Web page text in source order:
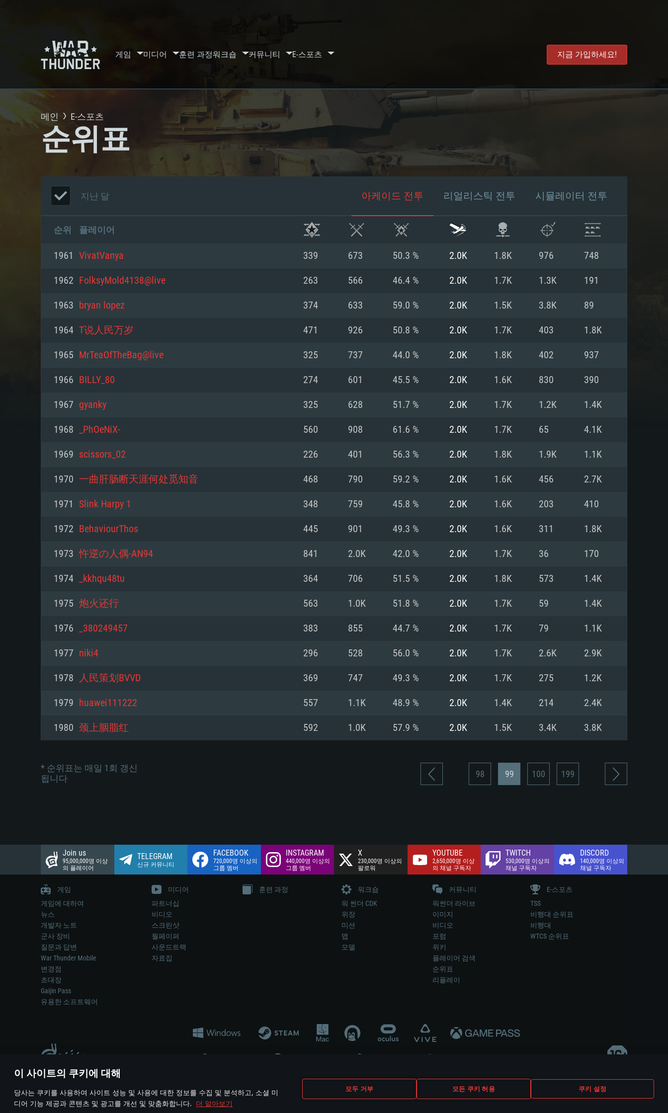
이 사이트의 쿠키에 대해
당사는 쿠키를 사용하여 사이트 성능 및 사용에 대한 정보를 수집 및 분석하고, 소셜 미
디어 기능 제공과 콘텐츠 및 광고를 개선 및 맞춤화합니다. 더 알아보기
모두 거부 모든 쿠키 허용 쿠키 설정
게임 미디어 훈련 과정워크숍 커뮤니티 E-스포츠 지금 가입하세요!
시스템 요구사항
PC Linux
최소사양
운영체제: Windows 10 (64 bit)
프로세서: 2.2 GHz 듀얼코어 이상
메모리: 4GB
그래픽 카드: DirectX 11 이상을 지원하는 AMD
해상도: 720p
네트워크: 브로드밴드 인터넷
여유 저장 공간: 22.1 GB (최소 클라이언트)
권장 사양
운영체제: Windows 10/11 (64 bit)
프로세서: Intel Core i5 또는 Ryzen 5 3600 이상
메모리: 16 GB 이상
그래픽 카드: DirectX 11 이상을 지원하는 Nvidia
최소사양
운영체제: Mac OS Big Sur 11.0
프로세서: 최소 2.2 GHz의 Core i5 (Intel Xeon 은 지
(Mac), 혹은 이와 비슷한 성능을 가지는 Mac 버전
의 AMD/Nvidia. 최소 해상도: 720p
네트워크: 브로드밴드 인터넷
여유 저장 공간: 22.1 GB (최소 클라이언트)
권장 사양
운영체제: Mac OS Big Sur 11.0
프로세서: Core i7 (Intel Xeon 은 지원하지 않습니
상
네트워크: 브로드밴드 인터넷
여유 저장 공간: 62.2 GB (전체 클라이언트)
최소사양
운영체제: 64bit Linux 중 최신 버전
프로세서: 2.4 GHz 듀얼코어
메모리: 4 GB
그래픽 카드: Vulkan 을 지원하고, 최신 그래픽 드라
와 동급의 성능을 가지며 최신 그래픽 드라이버를
지원하는 AMD (6개월 미만; 최소사양 지원 해상도
권장 사양
운영체제: Ubuntu 20.04 64bit
프로세서: Intel Core i7
메모리: 16 GB
그래픽 카드: Vulkan 을 지원하고, 최신 그래픽 드라
와 동급의 성능을 가지며 최신 그래픽 드라이버를
지원하는 AMD RX 570 (6개월 미만; 최소사양 지원
메인 E-스포츠
순위표
지난 달 아케이드 전투 리얼리스틱 전투 시뮬레이터 전투
순위 플레이어
1961 VivatVanya 339 673 50.3 % 2.0K 1.8K 976 748
1962 FolksyMold4138@live 263 566 46.4 % 2.0K 1.7K 1.3K 191
1963 bryan lopez 374 633 59.0 % 2.0K 1.5K 3.8K 89
1964 T说人民万岁 471 926 50.8 % 2.0K 1.7K 403 1.8K
1965 MrTeaOfTheBag@live 325 737 44.0 % 2.0K 1.8K 402 937
1966 BILLY_80 274 601 45.5 % 2.0K 1.6K 830 390
1967 gyanky 325 628 51.7 % 2.0K 1.7K 1.2K 1.4K
1968 _PhOeNiX- 560 908 61.6 % 2.0K 1.7K 65 4.1K
1969 scissors_02 226 401 56.3 % 2.0K 1.8K 1.9K 1.1K
1970 一曲肝肠断天涯何处觅知音 468 790 59.2 % 2.0K 1.6K 456 2.7K
1971 Slink Harpy 1 348 759 45.8 % 2.0K 1.6K 203 410
1972 BehaviourThos 445 901 49.3 % 2.0K 1.6K 311 1.8K
1973 忤逆の人偶-AN94 841 2.0K 42.0 % 2.0K 1.7K 36 170
1974 _kkhqu48tu 364 706 51.5 % 2.0K 1.8K 573 1.4K
1975 炮火还行 563 1.0K 51.8 % 2.0K 1.7K 59 1.4K
1976 _380249457 383 855 44.7 % 2.0K 1.7K 79 1.1K
1977 niki4 296 528 56.0 % 2.0K 1.7K 2.6K 2.9K
1978 人民策划BVVD 369 747 49.3 % 2.0K 1.7K 275 1.2K
1979 huawei111222 557 1.1K 48.9 % 2.0K 1.4K 214 2.4K
1980 颈上胭脂红 592 1.0K 57.9 % 2.0K 1.5K 3.4K 3.8K
* 순위표는 매일 1회 갱신
됩니다
98 99 100 199
Join us
95,000,000명 이상
의 플레이어
TELEGRAM
신규 커뮤니티
FACEBOOK
720,000명 이상의
그룹 멤버
INSTAGRAM
440,000명 이상의
그룹 멤버
X
230,000명 이상의
팔로워
YOUTUBE
2,650,000명 이상
의 채널 구독자
TWITCH
530,000명 이상의
채널 구독자
DISCORD
140,000명 이상의
채널 구독자
게임
게임에 대하여
뉴스
개발자 노트
군사 장비
질문과 답변
War Thunder Mobile
변경점
초대장
Gaijin Pass
유용한 소프트웨어
미디어
파트너십
비디오
스크린샷
월페이퍼
사운드트랙
자료집
훈련 과정
워크숍
워 썬더 CDK
위장
미션
맵
모델
커뮤니티
워썬더 라이브
이미지
비디오
포럼
위키
플레이어 검색
순위표
리플레이
E-스포츠
TSS
비행대 순위표
비행대
WTCS 순위표
게임 에서 어떠한 현실의 무기나 차량을 묘사하는 것은 무기 개발 업체나 장비 제조 업체가 게임 개발 후원 또는 홍보에 참여하지 않습니다..
© 2011—2026 Gaijin Games Kft. All trademarks, logos and brand names are the property of their respective owners.
이용 약관 이용 약관